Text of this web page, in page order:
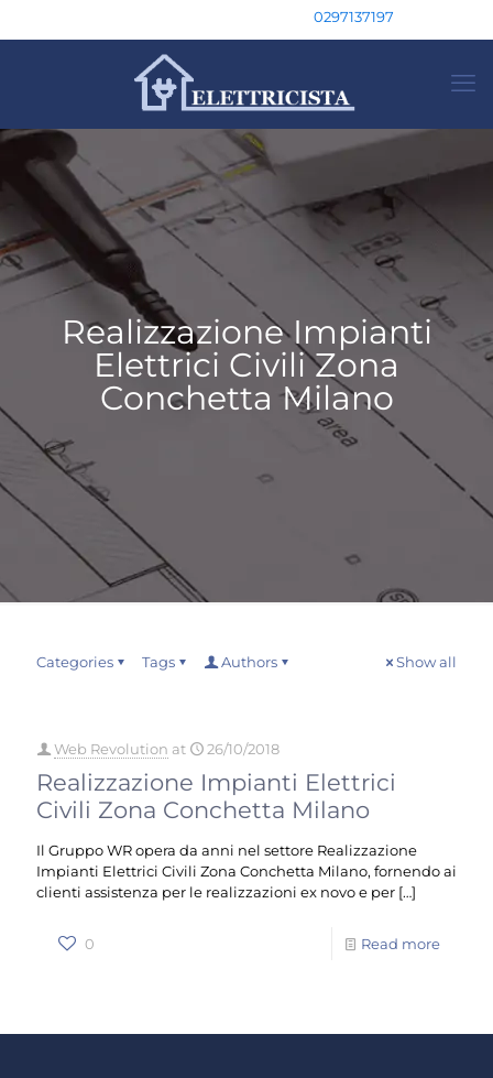
0297137197
Realizzazione Impianti
Elettrici Civili Zona
Conchetta Milano
Categories Tags Authors Show all
Web Revolution at 26/10/2018
Realizzazione Impianti Elettrici
Civili Zona Conchetta Milano
Il Gruppo WR opera da anni nel settore Realizzazione
Impianti Elettrici Civili Zona Conchetta Milano, fornendo ai
clienti assistenza per le realizzazioni ex novo e per […]
0 Read more